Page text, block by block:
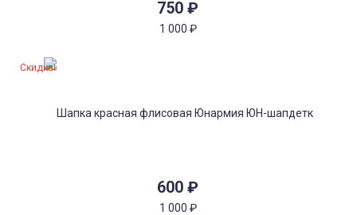
750 ₽
1 000 ₽
600 ₽
1 000 ₽
Скидка!